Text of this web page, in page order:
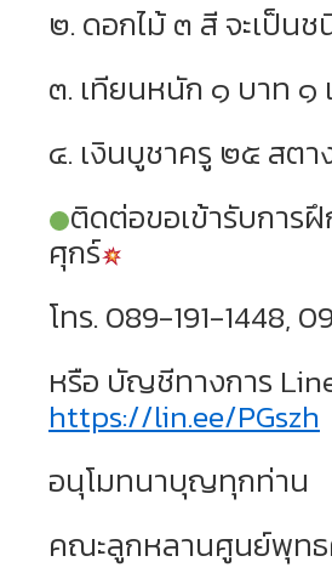
๒. ดอกไม้ ๓ สี จะเป็น
๓. เทียนหนัก ๑ บาท ๑
๔. เงินบูชาครู ๒๕ สตา
ติดต่อขอเข้ารับการ
ศุกร์
โทร. 089-191-1448,
หรือ บัญชีทางการ
https://lin.ee/PGszh
อนุโมทนาบุญทุกท่าน
คณะลูกหลานศูนย์พุทธ